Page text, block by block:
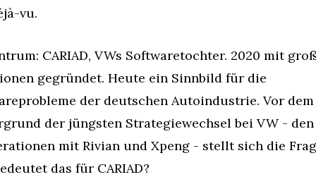
vu.
CARIAD, VWs Softwaretochter. 2020 mit
gegründet. Heute ein Sinnbild für die
der deutschen Autoindustrie. Vor dem
der jüngsten Strategiewechsel bei VW - den
mit Rivian und Xpeng - stellt sich die
das für CARIAD?